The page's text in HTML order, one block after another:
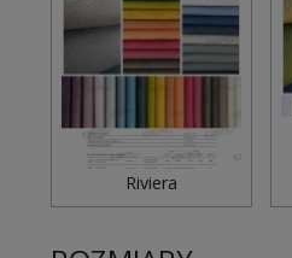
Riviera